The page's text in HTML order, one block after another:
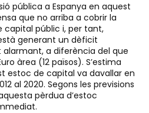
pública a Espanya en aquest
que no arriba a cobrir la
capital públic i, per tant,
generant un dèficit
alarmant, a diferència del que
àrea (12 països). S’estima
estoc de capital va davallar en
al 2020. Segons les previsions
pèrdua d’estoc